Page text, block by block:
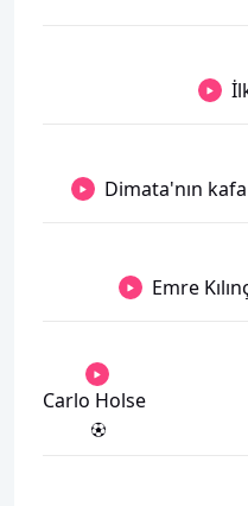
Dimata'nın
Emre
Carlo Holse